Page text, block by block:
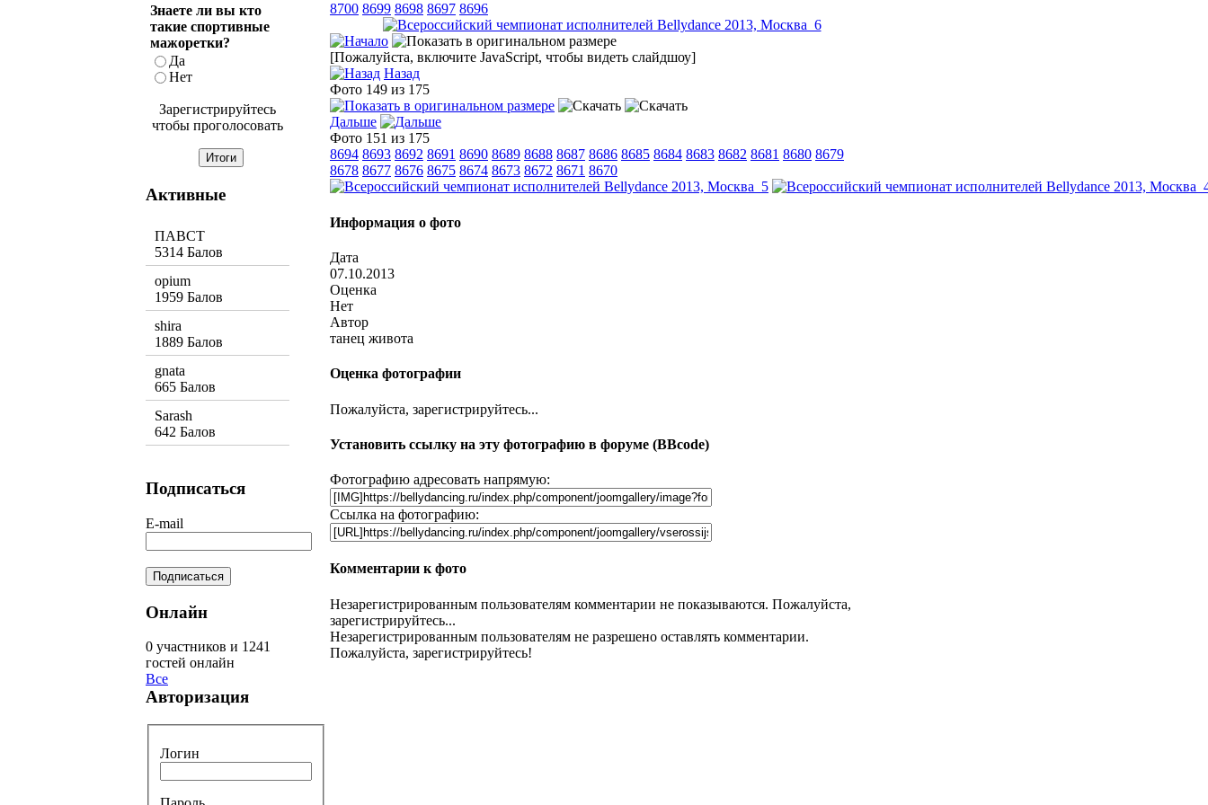
8700 8699 8698 8697 8696
[Пожалуйста, включите JavaScript, чтобы видеть слайдшоу]
Назад
Фото 149 из 175
Дальше
Фото 151 из 175
8694 8693 8692 8691 8690 8689 8688 8687 8686 8685 8684 8683 8682 8681 8680 8679
8678 8677 8676 8675 8674 8673 8672 8671 8670
Информация о фото
Дата
07.10.2013
Оценка
Нет
Автор
танец живота
Оценка фотографии
Пожалуйста, зарегистрируйтесь...
Установить ссылку на эту фотографию в форуме (BBcode)
Фотографию адресовать напрямую:
Ссылка на фотографию:
Комментарии к фото
Незарегистрированным пользователям комментарии не показываются. Пожалуйста,
зарегистрируйтесь...
Незарегистрированным пользователям не разрешено оставлять комментарии.
Пожалуйста, зарегистрируйтесь!
Знаете ли вы кто
такие спортивные
мажоретки?
Да
Нет
Зарегистрируйтесь
чтобы проголосовать
Активные
ПАВСТ
5314 Балов
opium
1959 Балов
shira
1889 Балов
gnata
665 Балов
Sarash
642 Балов
Подписаться
E-mail
Онлайн
0 участников и 1241
гостей онлайн
Все
Авторизация
Логин